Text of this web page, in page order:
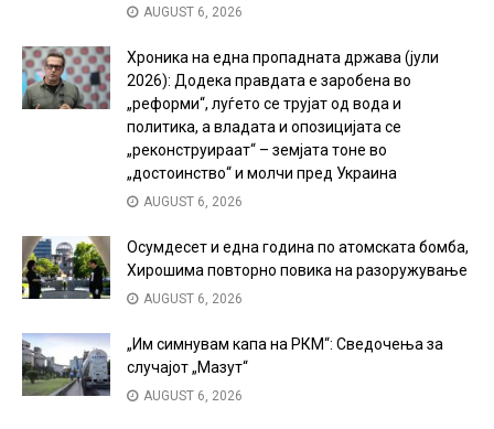
AUGUST 6, 2026
Хроника на една пропадната држава (јули
2026): Додека правдата е заробена во
„реформи“, луѓето се трујат од вода и
политика, а владата и опозицијата се
„реконструираат“ – земјата тоне во
„достоинство“ и молчи пред Украина
AUGUST 6, 2026
Осумдесет и една година по атомската бомба,
Хирошима повторно повика на разоружување
AUGUST 6, 2026
„Им симнувам капа на РКМ“: Сведочења за
случајот „Мазут“
AUGUST 6, 2026